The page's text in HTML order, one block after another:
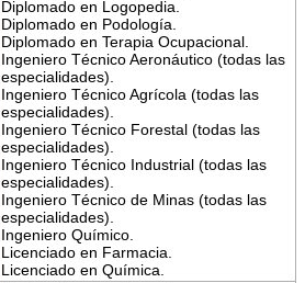
Diplomado en Logopedia.
Diplomado en Podología.
Diplomado en Terapia Ocupacional.
Ingeniero Técnico Aeronáutico (todas las
especialidades).
Ingeniero Técnico Agrícola (todas las
especialidades).
Ingeniero Técnico Forestal (todas las
especialidades).
Ingeniero Técnico Industrial (todas las
especialidades).
Ingeniero Técnico de Minas (todas las
especialidades).
Ingeniero Químico.
Licenciado en Farmacia.
Licenciado en Química.